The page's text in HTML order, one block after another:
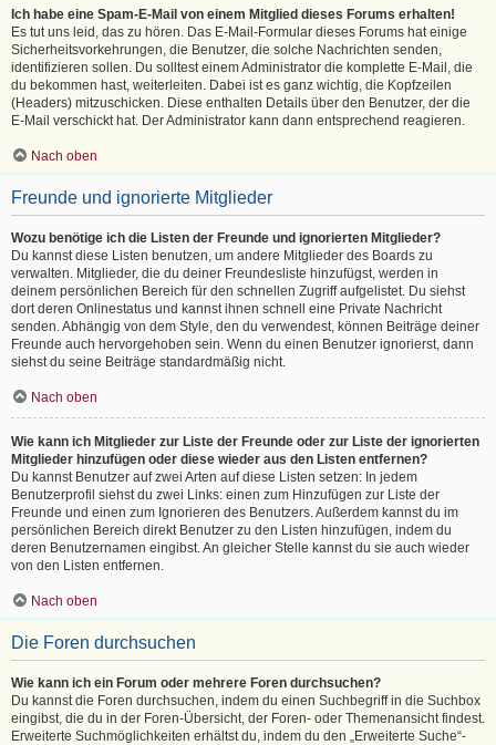
Ich habe eine Spam-E-Mail von einem Mitglied dieses Forums erhalten!
Es tut uns leid, das zu hören. Das E-Mail-Formular dieses Forums hat einige
Sicherheitsvorkehrungen, die Benutzer, die solche Nachrichten senden,
identifizieren sollen. Du solltest einem Administrator die komplette E-Mail, die
du bekommen hast, weiterleiten. Dabei ist es ganz wichtig, die Kopfzeilen
(Headers) mitzuschicken. Diese enthalten Details über den Benutzer, der die
E-Mail verschickt hat. Der Administrator kann dann entsprechend reagieren.
Nach oben
Freunde und ignorierte Mitglieder
Wozu benötige ich die Listen der Freunde und ignorierten Mitglieder?
Du kannst diese Listen benutzen, um andere Mitglieder des Boards zu
verwalten. Mitglieder, die du deiner Freundesliste hinzufügst, werden in
deinem persönlichen Bereich für den schnellen Zugriff aufgelistet. Du siehst
dort deren Onlinestatus und kannst ihnen schnell eine Private Nachricht
senden. Abhängig von dem Style, den du verwendest, können Beiträge deiner
Freunde auch hervorgehoben sein. Wenn du einen Benutzer ignorierst, dann
siehst du seine Beiträge standardmäßig nicht.
Nach oben
Wie kann ich Mitglieder zur Liste der Freunde oder zur Liste der ignorierten
Mitglieder hinzufügen oder diese wieder aus den Listen entfernen?
Du kannst Benutzer auf zwei Arten auf diese Listen setzen: In jedem
Benutzerprofil siehst du zwei Links: einen zum Hinzufügen zur Liste der
Freunde und einen zum Ignorieren des Benutzers. Außerdem kannst du im
persönlichen Bereich direkt Benutzer zu den Listen hinzufügen, indem du
deren Benutzernamen eingibst. An gleicher Stelle kannst du sie auch wieder
von den Listen entfernen.
Nach oben
Die Foren durchsuchen
Wie kann ich ein Forum oder mehrere Foren durchsuchen?
Du kannst die Foren durchsuchen, indem du einen Suchbegriff in die Suchbox
eingibst, die du in der Foren-Übersicht, der Foren- oder Themenansicht findest.
Erweiterte Suchmöglichkeiten erhältst du, indem du den „Erweiterte Suche“-